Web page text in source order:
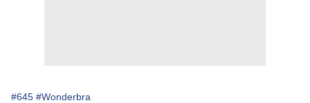
#645 #Wonderbra